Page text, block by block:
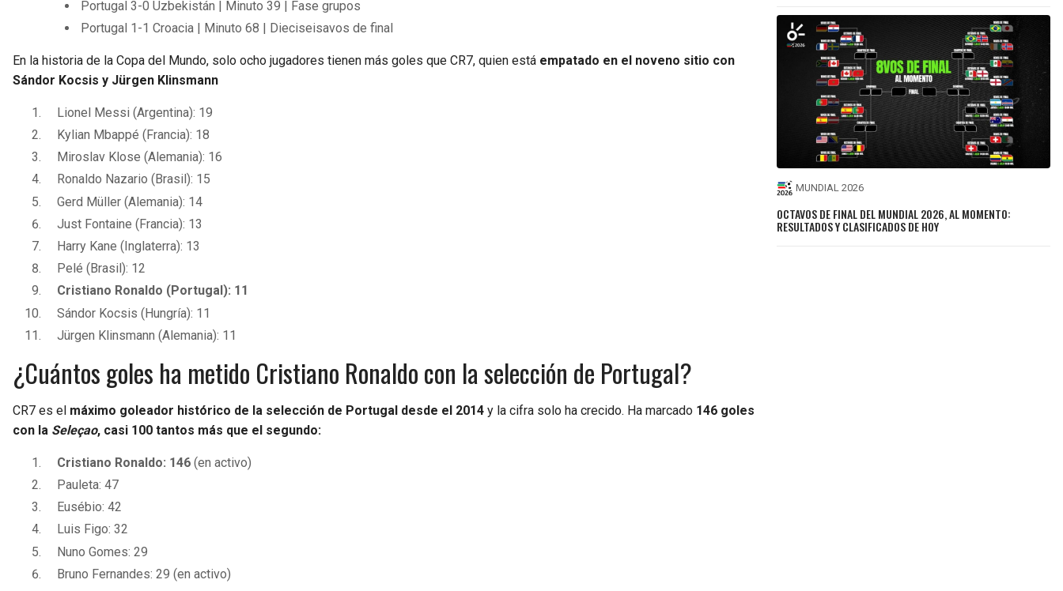
Portugal 3-0 Uzbekistán | Minuto 39 | Fase grupos
Portugal 1-1 Croacia | Minuto 68 | Dieciseisavos de final
En la historia de la Copa del Mundo, solo ocho jugadores tienen más goles que CR7, quien está empatado en el noveno sitio con
Sándor Kocsis y Jürgen Klinsmann
Lionel Messi (Argentina): 19
Kylian Mbappé (Francia): 18
Miroslav Klose (Alemania): 16
Ronaldo Nazario (Brasil): 15
Gerd Müller (Alemania): 14
Just Fontaine (Francia): 13
Harry Kane (Inglaterra): 13
Pelé (Brasil): 12
Cristiano Ronaldo (Portugal): 11
Sándor Kocsis (Hungría): 11
Jürgen Klinsmann (Alemania): 11
¿Cuántos goles ha metido Cristiano Ronaldo con la selección de Portugal?
CR7 es el máximo goleador histórico de la selección de Portugal desde el 2014 y la cifra solo ha crecido. Ha marcado 146 goles
con la Seleçao, casi 100 tantos más que el segundo:
Cristiano Ronaldo: 146 (en activo)
Pauleta: 47
Eusébio: 42
Luis Figo: 32
Nuno Gomes: 29
Bruno Fernandes: 29 (en activo)
MUNDIAL 2026
OCTAVOS DE FINAL DEL MUNDIAL 2026, AL MOMENTO:
RESULTADOS Y CLASIFICADOS DE HOY